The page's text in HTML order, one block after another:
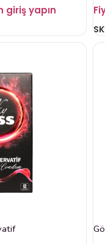
giriş yapın